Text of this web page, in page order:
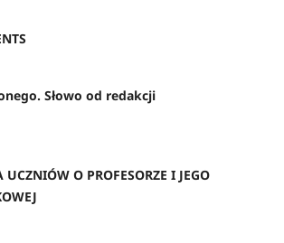
Słowo od redakcji
O PROFESORZE I JEGO